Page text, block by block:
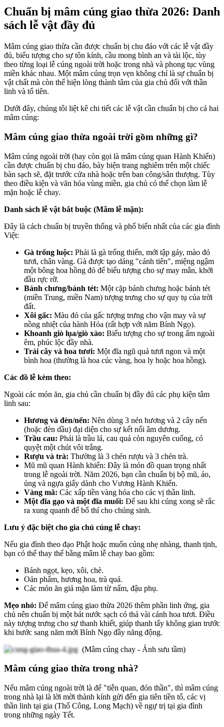
Chuẩn bị mâm cúng giao thừa 2026: Danh
sách lễ vật đầy đủ
Mâm cúng giao thừa cần được chuẩn bị chu đáo với các lễ vật đầy
đủ, biểu tượng cho sự tôn kính, cầu mong bình an và tài lộc, tùy
theo từng loại lễ cúng ngoài trời hoặc trong nhà và phong tục vùng
miền khác nhau. Một mâm cúng trọn vẹn không chỉ là sự chuẩn bị
vật chất mà còn thể hiện lòng thành tâm của gia chủ đối với thần
linh và tổ tiên.
Dưới đây, chúng tôi liệt kê chi tiết các lễ vật cần chuẩn bị cho cả hai
mâm cúng:
Mâm cúng giao thừa ngoài trời gồm những gì?
Mâm cúng ngoài trời (hay còn gọi là mâm cúng quan Hành Khiển)
cần được chuẩn bị chu đáo, bày biện trang nghiêm trên một chiếc
bàn sạch sẽ, đặt trước cửa nhà hoặc trên ban công/sân thượng. Tùy
theo điều kiện và văn hóa vùng miền, gia chủ có thể chọn làm lễ
mặn hoặc lễ chay.
Danh sách lễ vật bắt buộc (Mâm lễ mặn):
Đây là cách chuẩn bị truyền thống và phổ biến nhất của các gia đình
Việt:
Gà trống luộc: Phải là gà trống thiến, mới tập gáy, mào đỏ
tươi, chân vàng. Gà được tạo dáng "cánh tiên", miệng ngậm
một bông hoa hồng đỏ để biểu tượng cho sự may mắn, khởi
đầu rực rỡ.
Bánh chưng/bánh tét: Một cặp bánh chưng hoặc bánh tét
(miền Trung, miền Nam) tượng trưng cho sự quy tụ của trời
đất.
Xôi gấc: Màu đỏ của gấc tượng trưng cho vận may và sự
nồng nhiệt của hành Hỏa (rất hợp với năm Bính Ngọ).
Khoanh giò lụa/giò xào: Biểu tượng cho sự trong ấm ngoài
êm, phúc lộc đầy nhà.
Trái cây và hoa tươi: Một đĩa ngũ quả tươi ngon và một
bình hoa (thường là hoa cúc vàng, hoa ly hoặc hoa hồng).
Các đồ lễ kèm theo:
Ngoài các món ăn, gia chủ cần chuẩn bị đầy đủ các phụ kiện tâm
linh sau:
Hương và đèn/nến: Nên dùng 3 nén hương và 2 cây nến
(hoặc đèn dầu) đại diện cho sự kết nối âm dương.
Trầu cau: Phải là trầu lá, cau quả còn nguyên cuống, có
quyệt một chút vôi trắng.
Rượu và trà: Thường là 3 chén rượu và 3 chén trà.
Mũ mũ quan Hành khiển: Đây là món đồ quan trọng nhất
trong lễ ngoài trời. Năm 2026, bạn cần chuẩn bị bộ mũ, áo,
ủng và ngựa giấy dành cho Vương Hành Khiển.
Vàng mã: Các xấp tiền vàng hóa cho các vị thần linh.
Một đĩa gạo và một đĩa muối: Để sau khi cúng xong sẽ rắc
ra xung quanh để bố thí cho chúng sinh.
Lưu ý đặc biệt cho gia chủ cúng lễ chay:
Nếu gia đình theo đạo Phật hoặc muốn cúng nhẹ nhàng, thanh tịnh,
bạn có thể thay thế bằng mâm lễ chay bao gồm:
Bánh ngọt, kẹo, xôi, chè.
Oản phẩm, hương hoa, trà quả.
Các món ăn giả mặn làm từ nấm, đậu phụ.
Mẹo nhỏ: Để mâm cúng giao thừa 2026 thêm phần linh ứng, gia
chủ nên chuẩn bị một bát nước sạch có thả vài cánh hoa tươi. Điều
này tượng trưng cho sự thanh khiết, giúp thanh tẩy không gian trước
khi bước sang năm mới Bính Ngọ đầy năng động.
(Mâm cúng chay - Ảnh sưu tầm)
Mâm cúng giao thừa trong nhà?
Nếu mâm cúng ngoài trời là để "tiễn quan, đón thần", thì mâm cúng
trong nhà lại là lời mời thành kính gửi đến gia tiên tiền tổ, các vị
thần linh tại gia (Thổ Công, Long Mạch) về ngự trị tại gia đình
trong những ngày Tết.